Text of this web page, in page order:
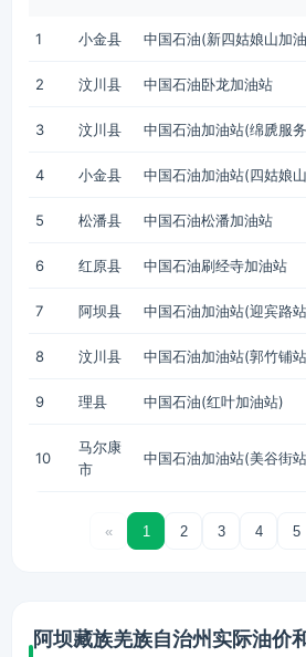
1 小金县 中国石油(新四姑娘山加
2 汶川县 中国石油卧龙加油站
3 汶川县 中国石油加油站(绵虒服
4 小金县 中国石油加油站(四姑娘
5 松潘县 中国石油松潘加油站
6 红原县 中国石油刷经寺加油站
7 阿坝县 中国石油加油站(迎宾路
8 汶川县 中国石油加油站(郭竹铺
9 理县 中国石油(红叶加油站)
10
马尔康
市
中国石油加油站(美谷街
« 1 2 3 4 5
阿坝藏族羌族自治州实际油价